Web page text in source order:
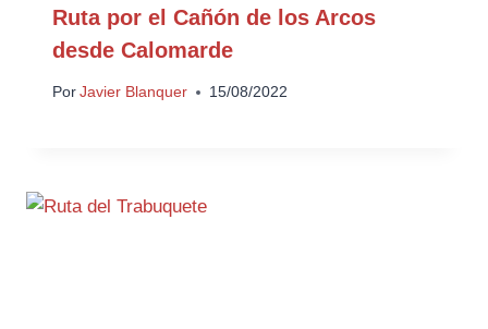
Ruta por el Cañón de los Arcos
desde Calomarde
Por Javier Blanquer 15/08/2022